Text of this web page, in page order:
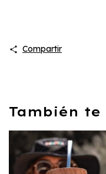
Compartir
También te